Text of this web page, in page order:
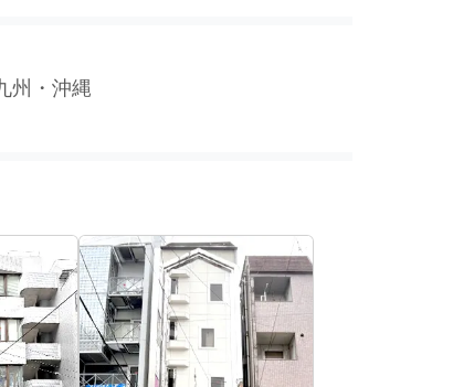
州・沖縄